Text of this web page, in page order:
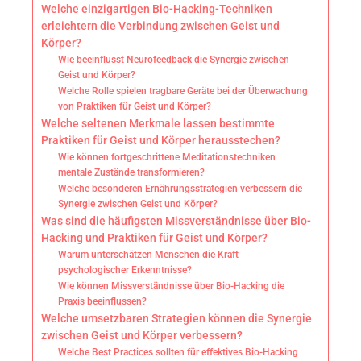
Welche einzigartigen Bio-Hacking-Techniken
erleichtern die Verbindung zwischen Geist und
Körper?
Wie beeinflusst Neurofeedback die Synergie zwischen
Geist und Körper?
Welche Rolle spielen tragbare Geräte bei der Überwachung
von Praktiken für Geist und Körper?
Welche seltenen Merkmale lassen bestimmte
Praktiken für Geist und Körper herausstechen?
Wie können fortgeschrittene Meditationstechniken
mentale Zustände transformieren?
Welche besonderen Ernährungsstrategien verbessern die
Synergie zwischen Geist und Körper?
Was sind die häufigsten Missverständnisse über Bio-
Hacking und Praktiken für Geist und Körper?
Warum unterschätzen Menschen die Kraft
psychologischer Erkenntnisse?
Wie können Missverständnisse über Bio-Hacking die
Praxis beeinflussen?
Welche umsetzbaren Strategien können die Synergie
zwischen Geist und Körper verbessern?
Welche Best Practices sollten für effektives Bio-Hacking